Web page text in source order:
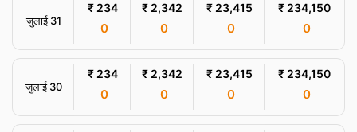
जुलाई 31
₹ 234
0
₹ 2,342
0
₹ 23,415
0
₹ 234,150
0
जुलाई 30
₹ 234
0
₹ 2,342
0
₹ 23,415
0
₹ 234,150
0